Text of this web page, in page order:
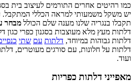
כמו רהיטים אחרים התורמים לעיצוב בית
יש משקל משמעותי למראה הכללי המתקבל.
תקבלו בנגריה שלנו מענה שלם הכולל מבחר
דלתות מעץ מלא מעוצבות בסגנון כפרי כגון
דלתות גבוהות במיוחד, דלתות עם שתי
דלתות על חלונות, עם סורגים מעוטרים,
ועוד.
מאפייני דלתות כפריות